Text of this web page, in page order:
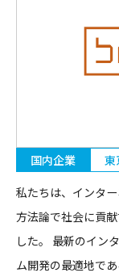
国内企業
東
私たちは、インタ
方法論で社会に貢
した。 最新のイン
ム開発の最適地で